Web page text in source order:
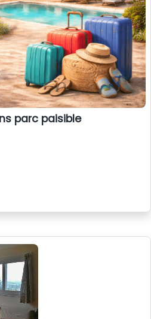
parc paisible